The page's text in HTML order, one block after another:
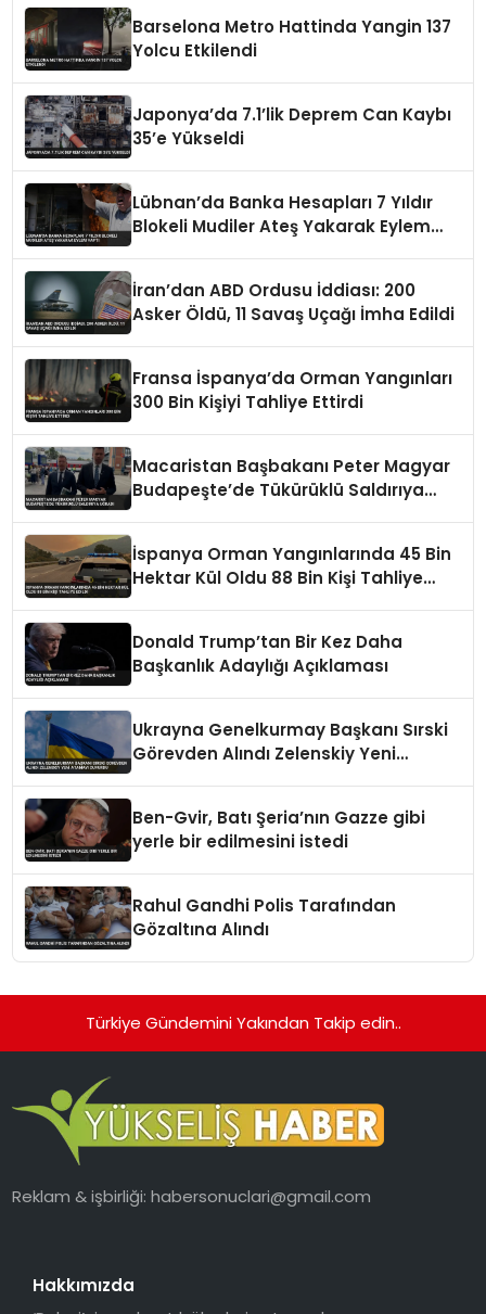
Barselona Metro Hattinda Yangin 137
Yolcu Etkilendi
Japonya’da 7.1’lik Deprem Can Kaybı
35’e Yükseldi
Lübnan’da Banka Hesapları 7 Yıldır
Blokeli Mudiler Ateş Yakarak Eylem
İran’dan ABD Ordusu İddiası: 200
Asker Öldü, 11 Savaş Uçağı İmha Edildi
Fransa İspanya’da Orman Yangınları
300 Bin Kişiyi Tahliye Ettirdi
Macaristan Başbakanı Peter Magyar
Budapeşte’de Tükürüklü Saldırıya
İspanya Orman Yangınlarında 45 Bin
Hektar Kül Oldu 88 Bin Kişi Tahliye
Donald Trump’tan Bir Kez Daha
Başkanlık Adaylığı Açıklaması
Ukrayna Genelkurmay Başkanı Sırski
Görevden Alındı Zelenskiy Yeni
Ben-Gvir, Batı Şeria’nın Gazze gibi
yerle bir edilmesini istedi
Rahul Gandhi Polis Tarafından
Gözaltına Alındı
Türkiye Gündemini Yakından Takip edin..
Reklam & işbirliği:habersonuclari@gmail.com
Hakkımızda